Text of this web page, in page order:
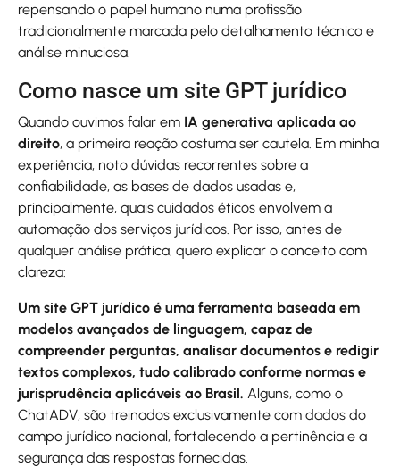
repensando o papel humano numa profissão
tradicionalmente marcada pelo detalhamento técnico e
análise minuciosa.
Como nasce um site GPT jurídico
Quando ouvimos falar em IA generativa aplicada ao
direito, a primeira reação costuma ser cautela. Em minha
experiência, noto dúvidas recorrentes sobre a
confiabilidade, as bases de dados usadas e,
principalmente, quais cuidados éticos envolvem a
automação dos serviços jurídicos. Por isso, antes de
qualquer análise prática, quero explicar o conceito com
clareza:
Um site GPT jurídico é uma ferramenta baseada em
modelos avançados de linguagem, capaz de
compreender perguntas, analisar documentos e redigir
textos complexos, tudo calibrado conforme normas e
jurisprudência aplicáveis ao Brasil. Alguns, como o
ChatADV, são treinados exclusivamente com dados do
campo jurídico nacional, fortalecendo a pertinência e a
segurança das respostas fornecidas.